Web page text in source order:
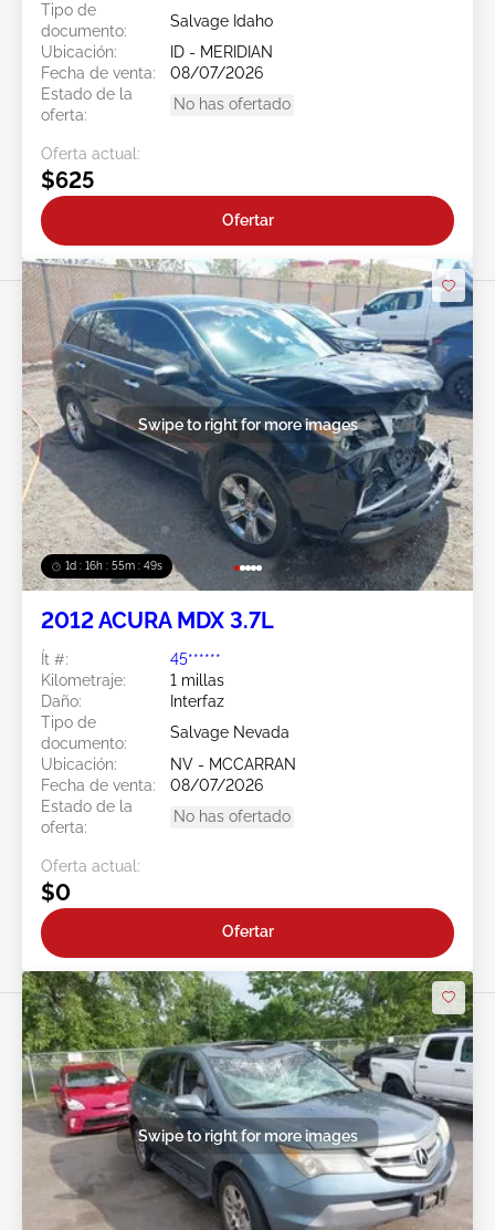
Tipo de
documento:
Salvage Idaho
Ubicación:
ID - MERIDIAN
Fecha de venta:
08/07/2026
Estado de la
oferta:
No has ofertado
Oferta actual:
$625
Ofertar
1d : 16h : 55m : 46s
Swipe to right for more images
2012 ACURA MDX 3.7L
Ít #:
45******
Kilometraje:
1 millas
Daño:
Interfaz
Tipo de
documento:
Salvage Nevada
Ubicación:
NV - MCCARRAN
Fecha de venta:
08/07/2026
Estado de la
oferta:
No has ofertado
Oferta actual:
$0
Ofertar
Swipe to right for more images